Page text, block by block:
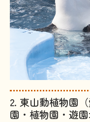
2. 東山動植物園
園・植物園・遊